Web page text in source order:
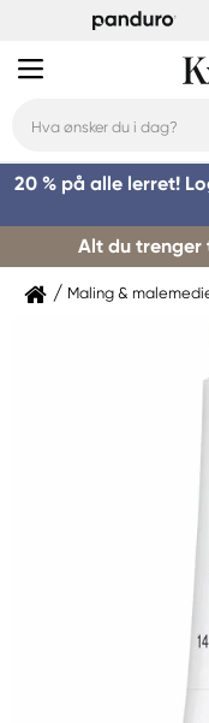
20 % på alle lerret!
Alt du trenger
Maling &